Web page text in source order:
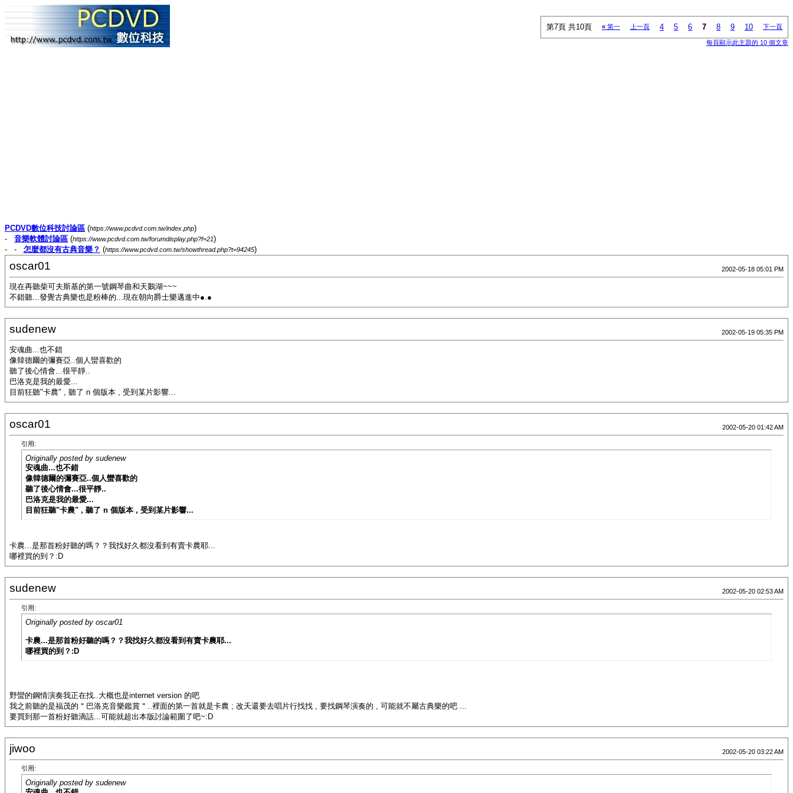
第7頁 共10頁 « 第一 上一頁 4 5 6 7 8 9 10 下一頁
每頁顯示此主題的 10 個文章
PCDVD數位科技討論區 (https://www.pcdvd.com.tw/index.php)
- 音樂軟體討論區 (https://www.pcdvd.com.tw/forumdisplay.php?f=21)
- - 怎麼都沒有古典音樂？ (https://www.pcdvd.com.tw/showthread.php?t=94245)
oscar01 2002-05-18 05:01 PM
現在再聽柴可夫斯基的第一號鋼琴曲和天鵝湖~~~
不錯聽...發覺古典樂也是粉棒的...現在朝向爵士樂邁進中●.●
sudenew 2002-05-19 05:35 PM
安魂曲...也不錯
像韓德爾的彌賽亞..個人蠻喜歡的
聽了後心情會...很平靜..
巴洛克是我的最愛...
目前狂聽"卡農" , 聽了 n 個版本 , 受到某片影響...
oscar01 2002-05-20 01:42 AM
引用:
Originally posted by sudenew
安魂曲...也不錯
像韓德爾的彌賽亞..個人蠻喜歡的
聽了後心情會...很平靜..
巴洛克是我的最愛...
目前狂聽"卡農" , 聽了 n 個版本 , 受到某片影響...
卡農...是那首粉好聽的嗎？？我找好久都沒看到有賣卡農耶...
哪裡買的到？:D
sudenew 2002-05-20 02:53 AM
引用:
Originally posted by oscar01
卡農...是那首粉好聽的嗎？？我找好久都沒看到有賣卡農耶...
哪裡買的到？:D
野蠻的鋼情演奏我正在找..大概也是internet version 的吧
我之前聽的是福茂的＂巴洛克音樂鑑賞＂..裡面的第一首就是卡農 ; 改天還要去唱片行找找 , 要找鋼琴演奏的 , 可能就不屬古典樂的吧 ...
要買到那一首粉好聽滴話...可能就超出本版討論範圍了吧~:D
jiwoo 2002-05-20 03:22 AM
引用:
Originally posted by sudenew